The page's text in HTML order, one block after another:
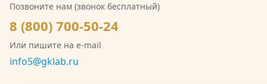
Росгидромета можно ознакомиться на сайте.
Позвоните нам (звонок бесплатный)
8 (800) 700-50-24
Или пишите на e-mail
info5@gklab.ru